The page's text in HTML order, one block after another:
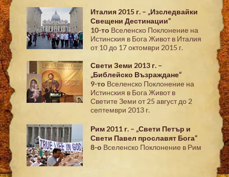
Италия 2015 г. – „Изследвайки
Свещени Дестинации“
10-то Вселенско Поклонение на
Истинския в Бога Живот в Италия
от 10 до 17 октомври 2015 г.
Свети Земи 2013 г. –
„Библейско Възраждане“
9-то Вселенско Поклонение на
Истинския в Бога Живот в
Светите Земи от 25 август до 2
септември 2013 г.
Рим 2011 г. – „Свети Петър и
Свети Павел прославят Бога“
8-о Вселенско Поклонение в Рим